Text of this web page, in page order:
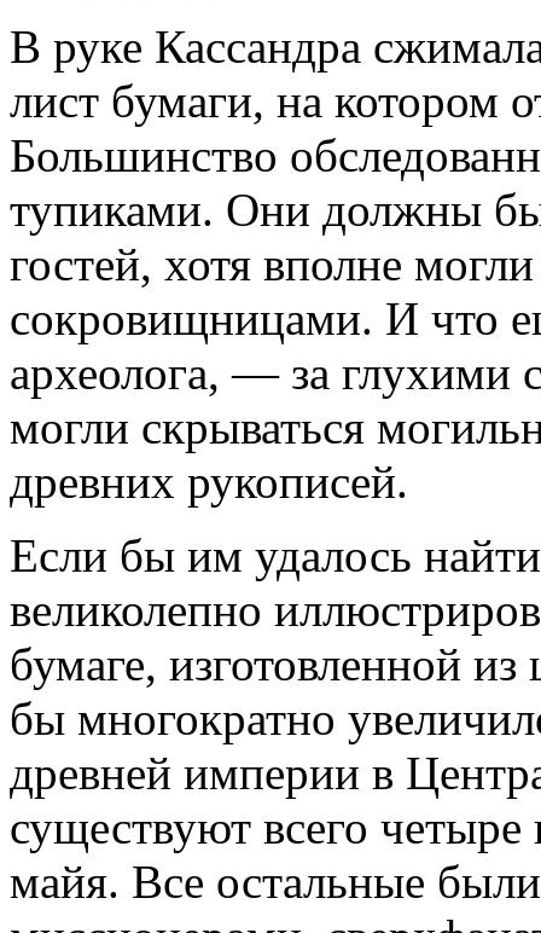
В руке Кассандра
лист бумаги, на котором
Большинство
тупиками. Они должны
гостей, хотя вполне
сокровищни­цами. И что
археолога, — за глухими
могли скрываться
древних рукописей.
Если бы им удалось
великолепно
бумаге, изготовленной
бы многократно
древней импе­рии в
существу­ют всего
майя. Все остальные